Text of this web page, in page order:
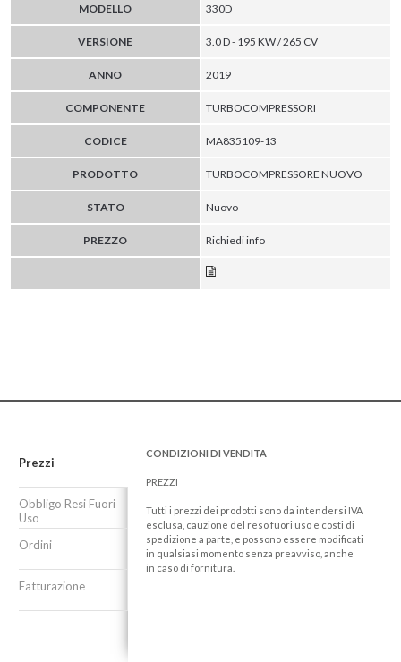
MODELLO 330D
VERSIONE 3.0 D - 195 KW / 265 CV
ANNO 2019
COMPONENTE TURBOCOMPRESSORI
CODICE MA835109-13
PRODOTTO TURBOCOMPRESSORE NUOVO
STATO Nuovo
PREZZO Richiedi info
Prezzi
Obbligo Resi Fuori
Uso
Ordini
Fatturazione
CONDIZIONI DI VENDITA
PREZZI
Tutti i prezzi dei prodotti sono da intendersi IVA
esclusa, cauzione del reso fuori uso e costi di
spedizione a parte, e possono essere modificati
in qualsiasi momento senza preavviso, anche
in caso di fornitura.